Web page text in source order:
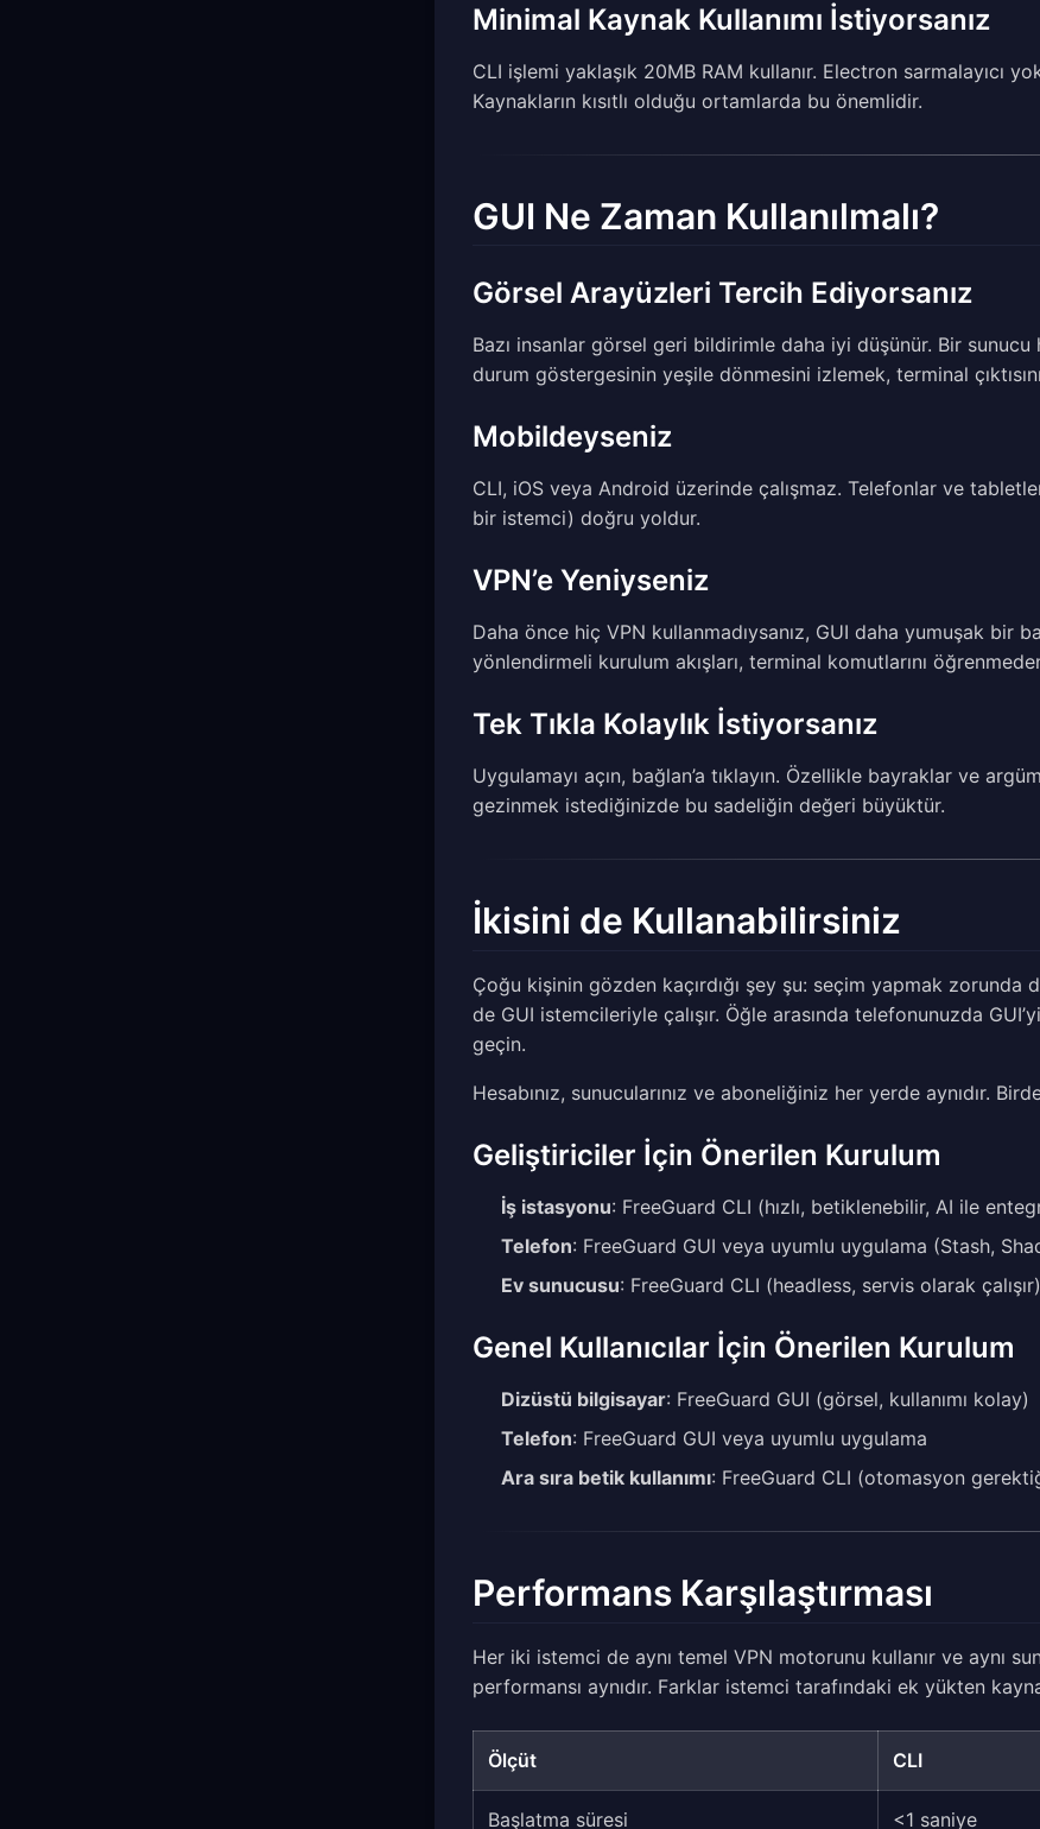
Minimal Kaynak Kullanımı İstiyorsanız
CLI işlemi yaklaşık 20MB RAM kullanır. Electron sarmalayıcı
Kaynakların kısıtlı olduğu ortamlarda bu önemlidir.
GUI Ne Zaman Kullanılmalı?
Görsel Arayüzleri Tercih Ediyorsanız
Bazı insanlar görsel geri bildirimle daha iyi düşünür. Bir
durum göstergesinin yeşile dönmesini izlemek, terminal
Mobildeyseniz
CLI, iOS veya Android üzerinde çalışmaz. Telefonlar ve
bir istemci) doğru yoldur.
VPN’e Yeniyseniz
Daha önce hiç VPN kullanmadıysanız, GUI daha yumuşak bir
yönlendirmeli kurulum akışları, terminal komutlarını
Tek Tıkla Kolaylık İstiyorsanız
Uygulamayı açın, bağlan’a tıklayın. Özellikle bayraklar ve
gezinmek istediğinizde bu sadeliğin değeri büyüktür.
İkisini de Kullanabilirsiniz
Çoğu kişinin gözden kaçırdığı şey şu: seçim yapmak
de GUI istemcileriyle çalışır. Öğle arasında telefonunuzda
geçin.
Hesabınız, sunucularınız ve aboneliğiniz her yerde aynıdır.
Geliştiriciler İçin Önerilen Kurulum
İş istasyonu: FreeGuard CLI (hızlı, betiklenebilir, AI ile
Telefon: FreeGuard GUI veya uyumlu uygulama (Stash,
Ev sunucusu: FreeGuard CLI (headless, servis olarak çalışır)
Genel Kullanıcılar İçin Önerilen Kurulum
Dizüstü bilgisayar: FreeGuard GUI (görsel, kullanımı kolay)
Telefon: FreeGuard GUI veya uyumlu uygulama
Ara sıra betik kullanımı: FreeGuard CLI (otomasyon
Performans Karşılaştırması
Her iki istemci de aynı temel VPN motorunu kullanır ve aynı
performansı aynıdır. Farklar istemci tarafındaki ek yükten
Ölçüt CLI
Başlatma süresi <1 saniye